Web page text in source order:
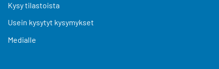
Kysy tilastoista
Usein kysytyt kysymykset
Medialle